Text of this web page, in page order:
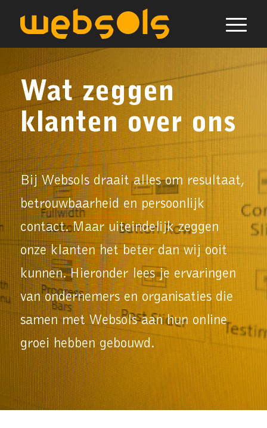
Wat zeggen
klanten over ons
Bij Websols draait alles om resultaat,
betrouwbaarheid en persoonlijk
contact. Maar uiteindelijk zeggen
onze klanten het beter dan wij ooit
kunnen. Hieronder lees je ervaringen
van ondernemers en organisaties die
samen met Websols aan hun online
groei hebben gebouwd.